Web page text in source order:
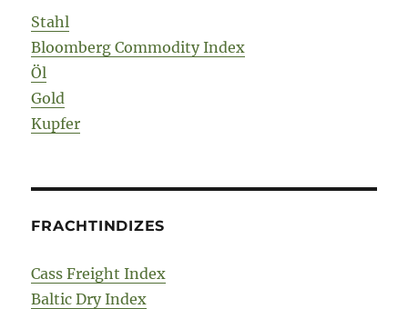
Stahl
Bloomberg Commodity Index
Öl
Gold
Kupfer
FRACHTINDIZES
Cass Freight Index
Baltic Dry Index